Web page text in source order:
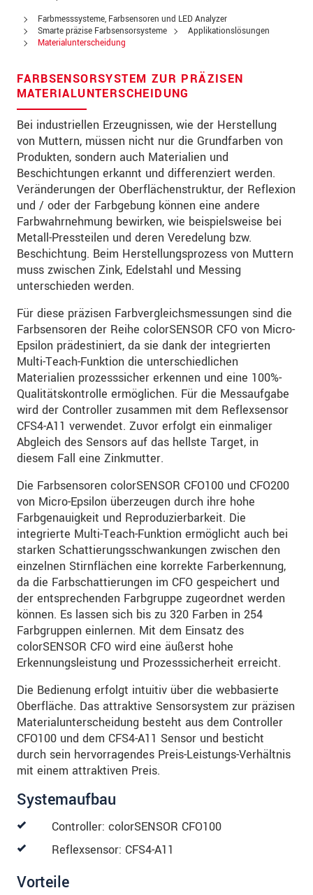
Farbmesssysteme, Farbsensoren und LED Analyzer
Smarte präzise Farbsensorsysteme
Applikationslösungen
Materialunterscheidung
FARBSENSORSYSTEM ZUR PRÄZISEN
MATERIALUNTERSCHEIDUNG
Bei industriellen Erzeugnissen, wie der Herstellung
von Muttern, müssen nicht nur die Grundfarben von
Produkten, sondern auch Materialien und
Beschichtungen erkannt und differenziert werden.
Veränderungen der Oberflächenstruktur, der Reflexion
und / oder der Farbgebung können eine andere
Farbwahrnehmung bewirken, wie beispielsweise bei
Metall-Pressteilen und deren Veredelung bzw.
Beschichtung. Beim Herstellungsprozess von Muttern
muss zwischen Zink, Edelstahl und Messing
unterschieden werden.
Für diese präzisen Farbvergleichsmessungen sind die
Farbsensoren der Reihe colorSENSOR CFO von Micro-
Epsilon prädestiniert, da sie dank der integrierten
Multi-Teach-Funktion die unterschiedlichen
Materialien prozesssicher erkennen und eine 100%-
Qualitätskontrolle ermöglichen. Für die Messaufgabe
wird der Controller zusammen mit dem Reflexsensor
CFS4-A11 verwendet. Zuvor erfolgt ein einmaliger
Abgleich des Sensors auf das hellste Target, in
diesem Fall eine Zinkmutter.
Die Farbsensoren colorSENSOR CFO100 und CFO200
von Micro-Epsilon überzeugen durch ihre hohe
Farbgenauigkeit und Reproduzierbarkeit. Die
integrierte Multi-Teach-Funktion ermöglicht auch bei
starken Schattierungsschwankungen zwischen den
einzelnen Stirnflächen eine korrekte Farberkennung,
da die Farbschattierungen im CFO gespeichert und
der entsprechenden Farbgruppe zugeordnet werden
können. Es lassen sich bis zu 320 Farben in 254
Farbgruppen einlernen. Mit dem Einsatz des
colorSENSOR CFO wird eine äußerst hohe
Erkennungsleistung und Prozesssicherheit erreicht.
Die Bedienung erfolgt intuitiv über die webbasierte
Oberfläche. Das attraktive Sensorsystem zur präzisen
Materialunterscheidung besteht aus dem Controller
CFO100 und dem CFS4-A11 Sensor und besticht
durch sein hervorragendes Preis-Leistungs-Verhältnis
mit einem attraktiven Preis.
Systemaufbau
Controller: colorSENSOR CFO100
Reflexsensor: CFS4-A11
Vorteile
PLZ
Land*
Telefon
Email*
Nachricht*
Bitte halten Sie mich per Mail über
Produktinnovationen auf dem Laufenden
Wir behandeln Ihre Daten vertraulich. Bitte lesen Sie
dazu unsereDatenschutzerklärung .
SENDEN